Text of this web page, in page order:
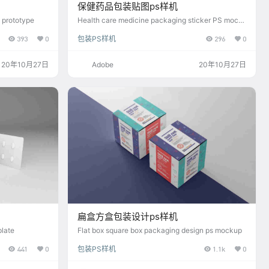
prototype
393 0
20年10月27日
保健药品包装贴图ps样机
Health care medicine packaging sticker PS mock
包装PS样机
296 0
Adobe 20年10月27日
441 0
扁盒方盒包装设计ps样机
Flat box square box packaging design ps mockup
包装PS样机 1.1k 0